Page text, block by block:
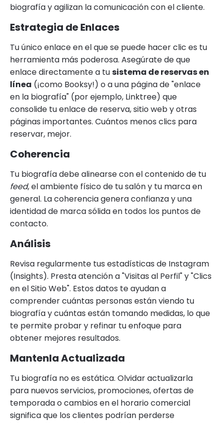
biografía y agilizan la comunicación con el cliente.
Estrategia de Enlaces
Tu único enlace en el que se puede hacer clic es tu
herramienta más poderosa. Asegúrate de que
enlace directamente a tusistema de reservas en
línea (¡como Booksy!) o a una página de "enlace
en la biografía" (por ejemplo, Linktree) que
consolide tu enlace de reserva, sitio web y otras
páginas importantes. Cuántos menos clics para
reservar, mejor.
Coherencia
Tu biografía debe alinearse con el contenido de tu
feed, el ambiente físico de tu salón y tu marca en
general. La coherencia genera confianza y una
identidad de marca sólida en todos los puntos de
contacto.
Análisis
Revisa regularmente tus estadísticas de Instagram
(Insights). Presta atención a "Visitas al Perfil" y "Clics
en el Sitio Web". Estos datos te ayudan a
comprender cuántas personas están viendo tu
biografía y cuántas están tomando medidas, lo que
te permite probar y refinar tu enfoque para
obtener mejores resultados.
Mantenla Actualizada
Tu biografía no es estática. Olvidar actualizarla
para nuevos servicios, promociones, ofertas de
temporada o cambios en el horario comercial
significa que los clientes podrían perderse